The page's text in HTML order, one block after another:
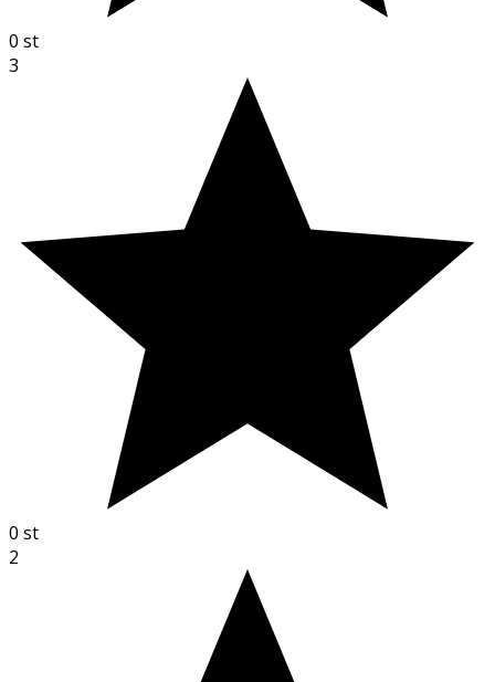
0 st
3
0 st
2